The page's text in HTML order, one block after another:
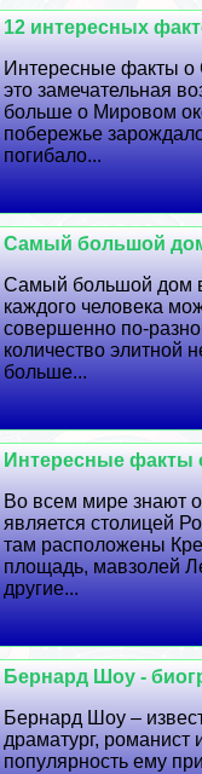
12 интересных
Интересные факты
это замечательная
больше о Мировом
побережье
погибало...
Самый большой
Самый большой дом
каждого человека
совершенно по-
количество элитной
больше...
Интересные факты
Во всем мире знают
является столицей
там расположены
площадь, мавзолей
другие...
Бернард Шоу -
Бернард Шоу –
драматург,
популярность ему